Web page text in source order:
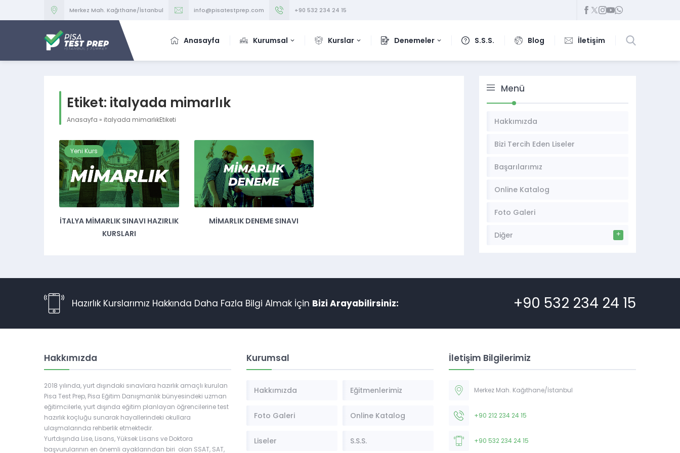
Merkez Mah. Kağıthane/İstanbul info@pisatestprep.com +90 532 234 24 15
Anasayfa Kurumsal Kurslar Denemeler S.S.S. Blog İletişim
Etiket: italyada mimarlık
Anasayfa » italyada mimarlıkEtiketi
Yeni Kurs
İTALYA MIMARLIK SINAVI HAZIRLIK
KURSLARI
MIMARLIK DENEME SINAVI
Menü
Hakkımızda
Bizi Tercih Eden Liseler
Başarılarımız
Online Katalog
Foto Galeri
Diğer
Hazırlık Kurslarımız Hakkında Daha Fazla Bilgi Almak İçin Bizi Arayabilirsiniz: +90 532 234 24 15
Hakkımızda
2018 yılında, yurt dışındaki sınavlara hazırlık amaçlı kurulan
Pisa Test Prep, Pisa Eğitim Danışmanlık bünyesindeki uzman
eğitimcilerle, yurt dışında eğitim planlayan öğrencilerine test
hazırlık koçluğu sunarak hayallerindeki okullara
ulaşmalarında rehberlik etmektedir.
Yurtdışında Lise, Lisans, Yüksek Lisans ve Doktora
başvurularının en önemli ayaklarından biri olan SSAT, SAT,
Kurumsal
Hakkımızda Eğitmenlerimiz
Foto Galeri Online Katalog
Liseler S.S.S.
İletişim Bilgilerimiz
Merkez Mah. Kağıthane/İstanbul
+90 212 234 24 15
+90 532 234 24 15
Müşteri Temsilcisi